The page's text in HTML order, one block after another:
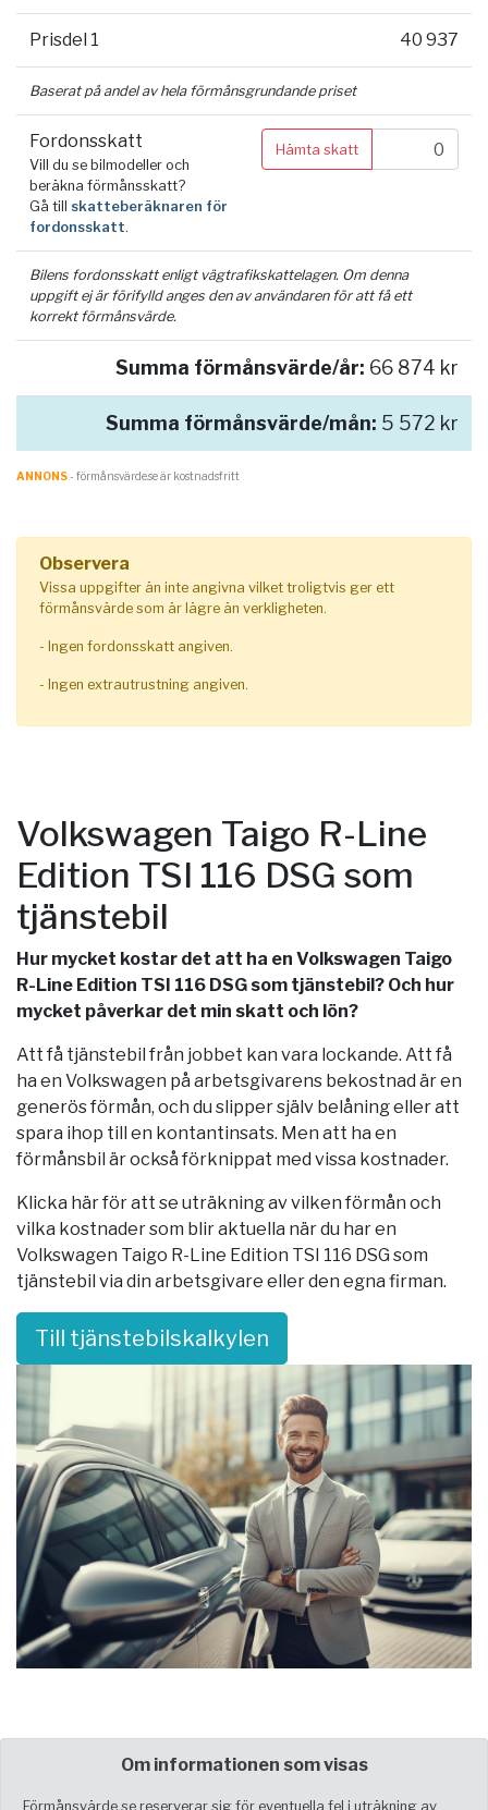
Prisdel 1 40 937
Baserat på andel av hela förmånsgrundande priset
Fordonsskatt
Vill du se bilmodeller och
beräkna förmånsskatt?
Gå till skatteberäknaren för
fordonsskatt.
Hämta skatt
Bilens fordonsskatt enligt vägtrafikskattelagen. Om denna
uppgift ej är förifylld anges den av användaren för att få ett
korrekt förmånsvärde.
Summa förmånsvärde/år: 66 874 kr
Summa förmånsvärde/mån: 5 572 kr
ANNONS- förmånsvärde.se är kostnadsfritt
Observera
Vissa uppgifter än inte angivna vilket troligtvis ger ett
förmånsvärde som är lägre än verkligheten.
- Ingen fordonsskatt angiven.
- Ingen extrautrustning angiven.
Volkswagen Taigo R-Line
Edition TSI 116 DSG som
tjänstebil
Hur mycket kostar det att ha en Volkswagen Taigo
R-Line Edition TSI 116 DSG som tjänstebil? Och hur
mycket påverkar det min skatt och lön?
Att få tjänstebil från jobbet kan vara lockande. Att få
ha en Volkswagen på arbetsgivarens bekostnad är en
generös förmån, och du slipper själv belåning eller att
spara ihop till en kontantinsats. Men att ha en
förmånsbil är också förknippat med vissa kostnader.
Klicka här för att se uträkning av vilken förmån och
vilka kostnader som blir aktuella när du har en
Volkswagen Taigo R-Line Edition TSI 116 DSG som
tjänstebil via din arbetsgivare eller den egna firman.
Till tjänstebilskalkylen
Om informationen som visas
Förmånsvärde.se reserverar sig för eventuella fel i uträkning av